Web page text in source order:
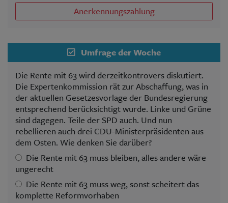
Anerkennungszahlung
Umfrage der Woche
Die Rente mit 63 wird derzeitkontrovers diskutiert.
Die Expertenkommission rät zur Abschaffung, was in
der aktuellen Gesetzesvorlage der Bundesregierung
entsprechend berücksichtigt wurde. Linke und Grüne
sind dagegen. Teile der SPD auch. Und nun
rebellieren auch drei CDU-Ministerpräsidenten aus
dem Osten. Wie denken Sie darüber?
Die Rente mit 63 muss bleiben, alles andere wäre
ungerecht
Die Rente mit 63 muss weg, sonst scheitert das
komplette Reformvorhaben